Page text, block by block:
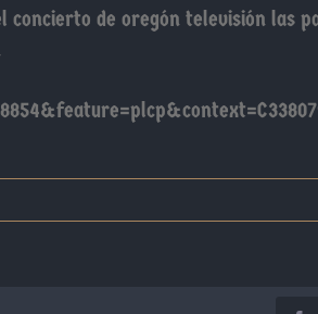
concierto de oregón televisión las